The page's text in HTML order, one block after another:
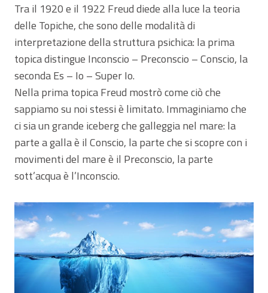
Tra il 1920 e il 1922 Freud diede alla luce la teoria
delle Topiche, che sono delle modalità di
interpretazione della struttura psichica: la prima
topica distingue Inconscio – Preconscio – Conscio, la
seconda Es – Io – Super Io.
Nella prima topica Freud mostrò come ciò che
sappiamo su noi stessi è limitato. Immaginiamo che
ci sia un grande iceberg che galleggia nel mare: la
parte a galla è il Conscio, la parte che si scopre con i
movimenti del mare è il Preconscio, la parte
sott’acqua è l’Inconscio.